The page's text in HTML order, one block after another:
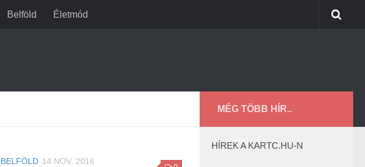
Belföld Életmód
BELFÖLD 14 NOV, 2016
MÉG TÖBB HÍR..
HÍREK A KARTC.HU-N